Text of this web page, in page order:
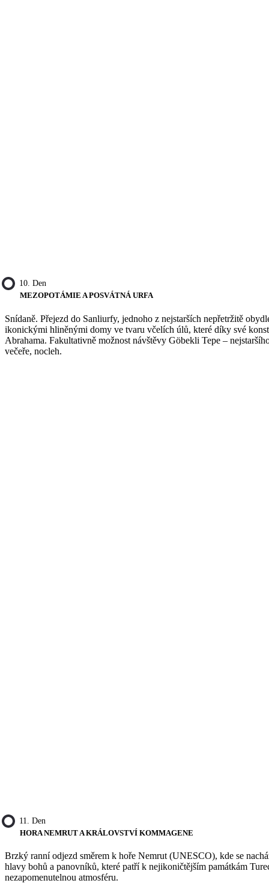
10. Den
MEZOPOTÁMIE A POSVÁTNÁ URFA
Snídaně. Přejezd do Sanliurfy, jednoho z nejstarších nepřetržitě
ikonickými hliněnými domy ve tvaru včelích úlů, které díky své
Abrahama. Fakultativně možnost návštěvy Göbekli Tepe –
večeře, nocleh.
11. Den
HORA NEMRUT A KRÁLOVSTVÍ KOMMAGENE
Brzký ranní odjezd směrem k hoře Nemrut (UNESCO), kde se
hlavy bohů a panovníků, které patří k nejikoničtějším památkám
nezapomenutelnou atmosféru.